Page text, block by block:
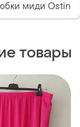
миди Ostin
товары